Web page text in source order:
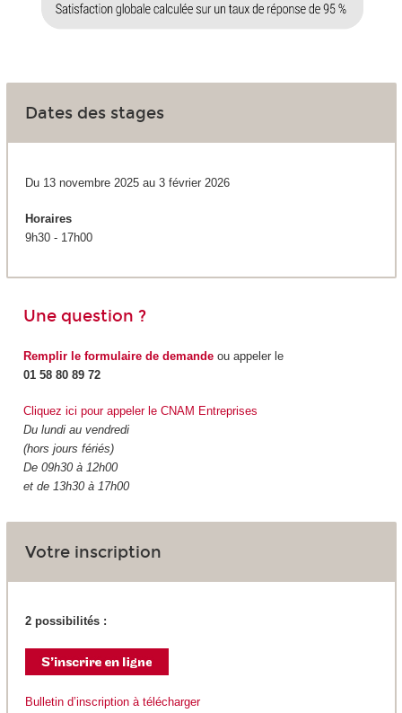
Dates des stages
Du 13 novembre 2025 au 3 février 2026
Horaires
9h30 - 17h00
Une question ?
Remplir le formulaire de demandeou appeler le
01 58 80 89 72
Cliquez ici pour appeler le CNAM Entreprises
Du lundi au vendredi
(hors jours fériés)
De 09h30 à 12h00
et de 13h30 à 17h00
Votre inscription
2 possibilités :
Bulletin d’inscription à télécharger